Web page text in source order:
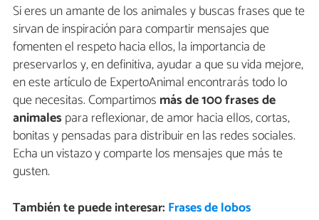
Si eres un amante de los animales y buscas frases que te
sirvan de inspiración para compartir mensajes que
fomenten el respeto hacia ellos, la importancia de
preservarlos y, en definitiva, ayudar a que su vida mejore,
en este artículo de ExpertoAnimal encontrarás todo lo
que necesitas. Compartimos más de 100 frases de
animales para reflexionar, de amor hacia ellos, cortas,
bonitas y pensadas para distribuir en las redes sociales.
Echa un vistazo y comparte los mensajes que más te
gusten.
También te puede interesar: Frases de lobos